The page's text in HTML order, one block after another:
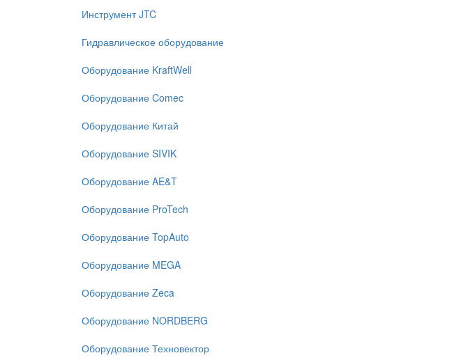
Инструмент JTC
Гидравлическое оборудование
Оборудование KraftWell
Оборудование Comec
Оборудование Китай
Оборудование SIVIK
Оборудование AE&T
Оборудование ProTech
Оборудование TopAuto
Оборудование MEGA
Оборудование Zeca
Оборудование NORDBERG
Оборудование Техновектор